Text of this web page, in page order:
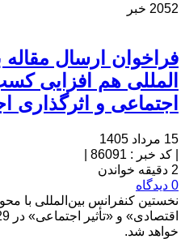
2052 خبر
فراخوان ارسال مقاله
المللی هم افزایی
اجتماعی و اثرگذاری
15 مرداد 1405
کد خبر : 86091
2 دقیقه خواندن
0 دیدگاه
نخستین کنفرانس بین‌المللی با
خواهد شد.